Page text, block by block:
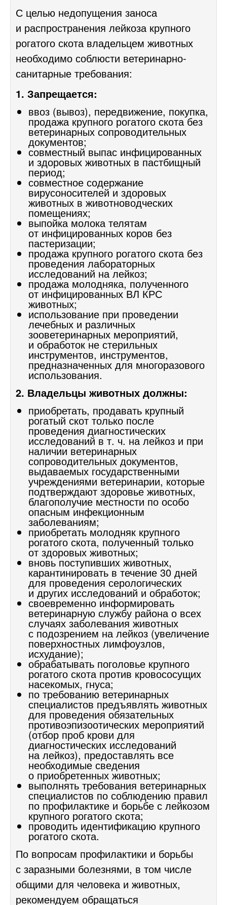
С целью недопущения заноса
и распространения лейкоза крупного
рогатого скота владельцем животных
необходимо соблюсти ветеринарно-
санитарные требования:
1. Запрещается:
ввоз (вывоз), передвижение, покупка,
продажа крупного рогатого скота без
ветеринарных сопроводительных
документов;
совместный выпас инфицированных
и здоровых животных в пастбищный
период;
совместное содержание
вирусоносителей и здоровых
животных в животноводческих
помещениях;
выпойка молока телятам
от инфицированных коров без
пастеризации;
продажа крупного рогатого скота без
проведения лабораторных
исследований на лейкоз;
продажа молодняка, полученного
от инфицированных ВЛ КРС
животных;
использование при проведении
лечебных и различных
зооветеринарных мероприятий,
и обработок не стерильных
инструментов, инструментов,
предназначенных для многоразового
использования.
2. Владельцы животных должны:
приобретать, продавать крупный
рогатый скот только после
проведения диагностических
исследований в т. ч. на лейкоз и при
наличии ветеринарных
сопроводительных документов,
выдаваемых государственными
учреждениями ветеринарии, которые
подтверждают здоровье животных,
благополучие местности по особо
опасным инфекционным
заболеваниям;
приобретать молодняк крупного
рогатого скота, полученный только
от здоровых животных;
вновь поступивших животных,
карантинировать в течение 30 дней
для проведения серологических
и других исследований и обработок;
своевременно информировать
ветеринарную службу района о всех
случаях заболевания животных
с подозрением на лейкоз (увеличение
поверхностных лимфоузлов,
исхудание);
обрабатывать поголовье крупного
рогатого скота против кровососущих
насекомых, гнуса;
по требованию ветеринарных
специалистов предъявлять животных
для проведения обязательных
противоэпизоотических мероприятий
(отбор проб крови для
диагностических исследований
на лейкоз), предоставлять все
необходимые сведения
о приобретенных животных;
выполнять требования ветеринарных
специалистов по соблюдению правил
по профилактике и борьбе с лейкозом
крупного рогатого скота;
проводить идентификацию крупного
рогатого скота.
По вопросам профилактики и борьбы
с заразными болезнями, в том числе
общими для человека и животных,
рекомендуем обращаться